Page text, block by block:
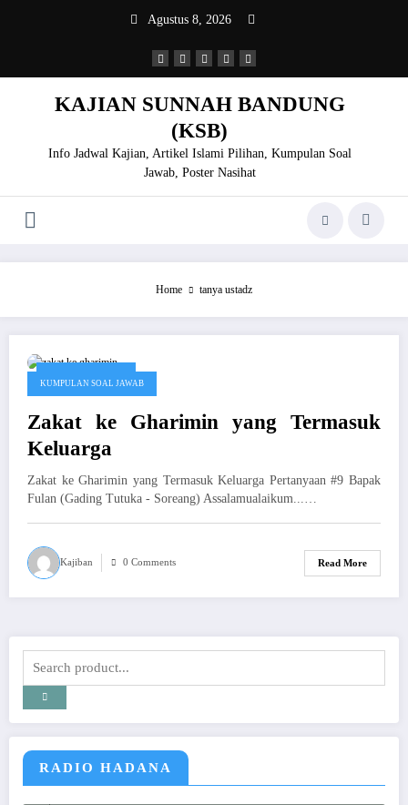
Agustus 8, 2026
KAJIAN SUNNAH BANDUNG
(KSB)
Info Jadwal Kajian, Artikel Islami Pilihan, Kumpulan Soal
Jawab, Poster Nasihat
Home tanya ustadz
KUMPULAN SOAL JAWAB
Zakat ke Gharimin yang Termasuk
Keluarga
Zakat ke Gharimin yang Termasuk Keluarga Pertanyaan #9 Bapak
Fulan (Gading Tutuka - Soreang) Assalamualaikum...…
Kajiban 0 Comments Read More
RADIO HADANA